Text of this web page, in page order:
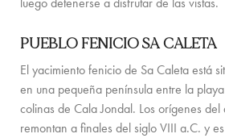
PUEBLO FENICIO SA CALETA
El yacimiento fenicio de Sa Caleta está
en una pequeña península entre la
colinas de Cala Jondal. Los orígenes del
remontan a finales del siglo VIII a.C. y